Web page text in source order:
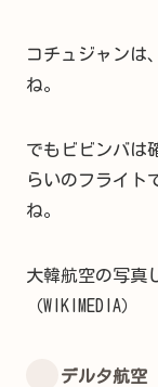
コチュジャンは
ね。
でもビビンバは
らいのフライト
ね。
大韓航空の写
（WIKIMEDIA）
デルタ航空